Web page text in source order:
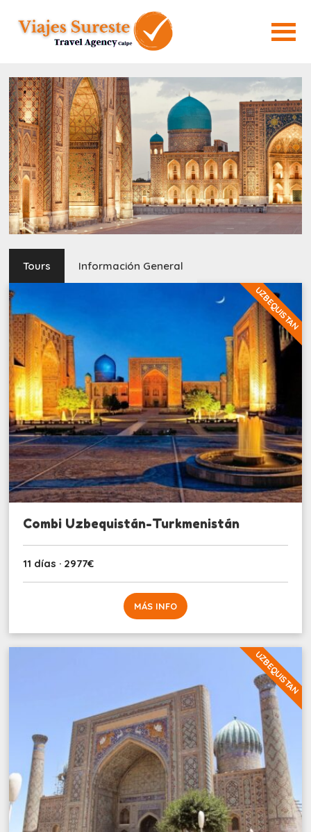
Tours Información General
UZBEQUISTAN
Combi Uzbequistán-Turkmenistán
11 días · 2977€
MÁS INFO
UZBEQUISTAN